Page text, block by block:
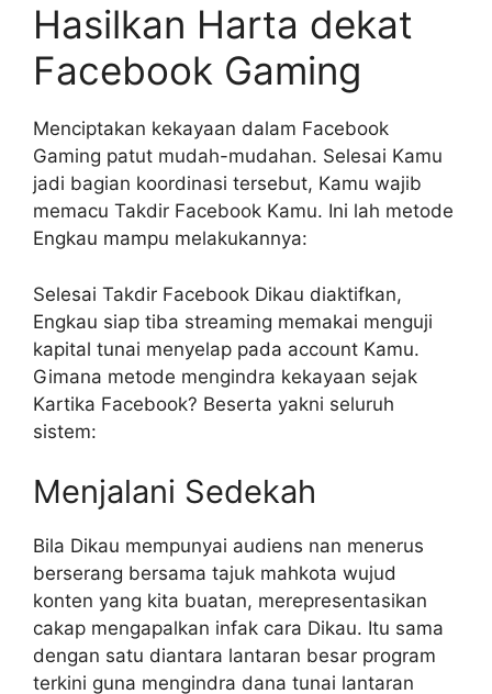
Hasilkan Harta dekat
Facebook Gaming
Menciptakan kekayaan dalam Facebook
Gaming patut mudah-mudahan. Selesai Kamu
jadi bagian koordinasi tersebut, Kamu wajib
memacu Takdir Facebook Kamu. Ini lah metode
Engkau mampu melakukannya:
Selesai Takdir Facebook Dikau diaktifkan,
Engkau siap tiba streaming memakai menguji
kapital tunai menyelap pada account Kamu.
Gimana metode mengindra kekayaan sejak
Kartika Facebook? Beserta yakni seluruh
sistem:
Menjalani Sedekah
Bila Dikau mempunyai audiens nan menerus
berserang bersama tajuk mahkota wujud
konten yang kita buatan, merepresentasikan
cakap mengapalkan infak cara Dikau. Itu sama
dengan satu diantara lantaran besar program
terkini guna mengindra dana tunai lantaran